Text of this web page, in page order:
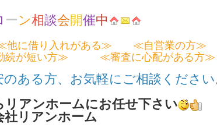
ー ン相談会開催中
に借り入れがある≫ ≪自営業の方≫
が短い方≫ ≪審査に心配がある方≫
方、お気軽にご相談ください
アンホームにお任せ下さい
社リアンホーム